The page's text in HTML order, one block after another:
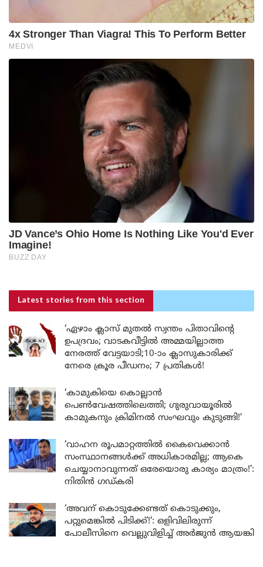
Latest stories from this section
‘ഏഴാം ക്ലാസ് മുതൽ സ്വന്തം പിതാവിന്റെ
ഉപദ്രവം; വാടകവീട്ടിൽ അമ്മയില്ലാത്ത
നേരത്ത് വേട്ടയാടി;10-ാം ക്ലാസുകാരിക്ക്
നേരെ ക്രൂര പീഡനം; 7 പ്രതികൾ!
‘കാമുകിയെ കൊല്ലാൻ
പെൺവേഷത്തിലെത്തി; ഗുരുവായൂരിൽ
കാമുകനും ക്രിമിനൽ സംഘവും കുടുങ്ങി!’
‘വാഹന രൂപമാറ്റത്തിൽ കൈവെക്കാൻ
സംസ്ഥാനങ്ങൾക്ക് അധികാരമില്ല; ആകെ
ചെയ്യാനാവുന്നത് ഒരേയൊരു കാര്യം മാത്രം!’:
നിതിൻ ഗഡ്കരി
‘അവന് കൊടുക്കേണ്ടത് കൊടുക്കും,
പറ്റുമെങ്കിൽ പിടിക്ക്!’: ഒളിവിലിരുന്ന്
പോലീസിനെ വെല്ലുവിളിച്ച് അർജുൻ ആയങ്കി